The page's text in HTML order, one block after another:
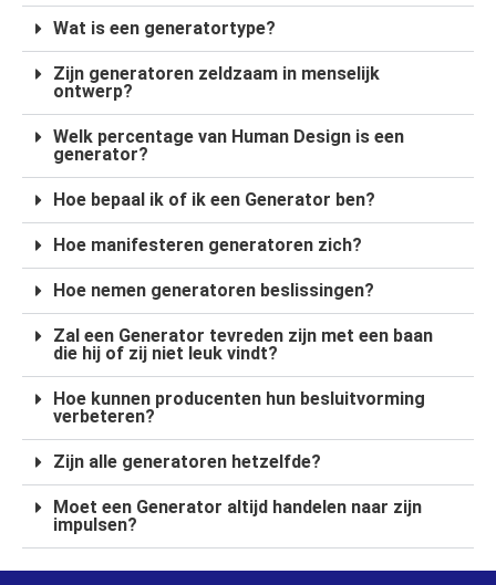
Wat is een generatortype?
Zijn generatoren zeldzaam in menselijk
ontwerp?
Welk percentage van Human Design is een
generator?
Hoe bepaal ik of ik een Generator ben?
Hoe manifesteren generatoren zich?
Hoe nemen generatoren beslissingen?
Zal een Generator tevreden zijn met een baan
die hij of zij niet leuk vindt?
Hoe kunnen producenten hun besluitvorming
verbeteren?
Zijn alle generatoren hetzelfde?
Moet een Generator altijd handelen naar zijn
impulsen?